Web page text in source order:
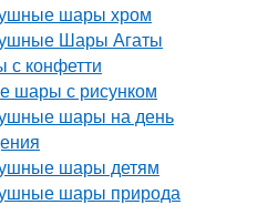
шары хром
Шары Агаты
с конфетти
шары с рисунком
шары на день
шары детям
шары природа